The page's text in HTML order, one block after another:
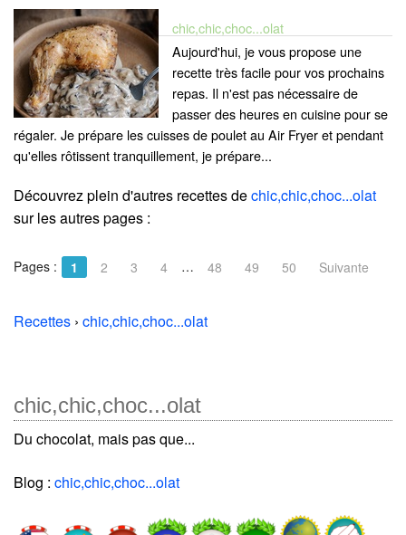
chic,chic,choc...olat
Aujourd'hui, je vous propose une
recette très facile pour vos prochains
repas. Il n'est pas nécessaire de
passer des heures en cuisine pour se
régaler. Je prépare les cuisses de poulet au Air Fryer et pendant
qu'elles rôtissent tranquillement, je prépare...
Découvrez plein d'autres recettes dechic,chic,choc...olat
sur les autres pages :
Pages : 1 2 3 4 … 48 49 50 Suivante
Recettes › chic,chic,choc...olat
chic,chic,choc...olat
Du chocolat, mais pas que...
Blog : chic,chic,choc...olat